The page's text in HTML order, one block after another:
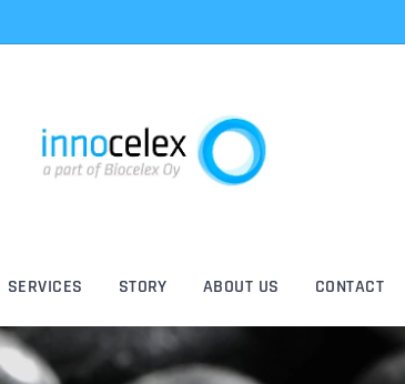
SERVICES STORY ABOUT US CONTACT